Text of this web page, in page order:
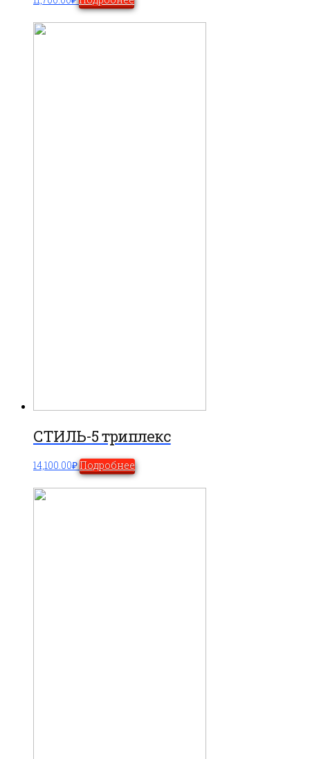
СТИЛЬ-5 триплекс
14,100.00₽ Подробнее